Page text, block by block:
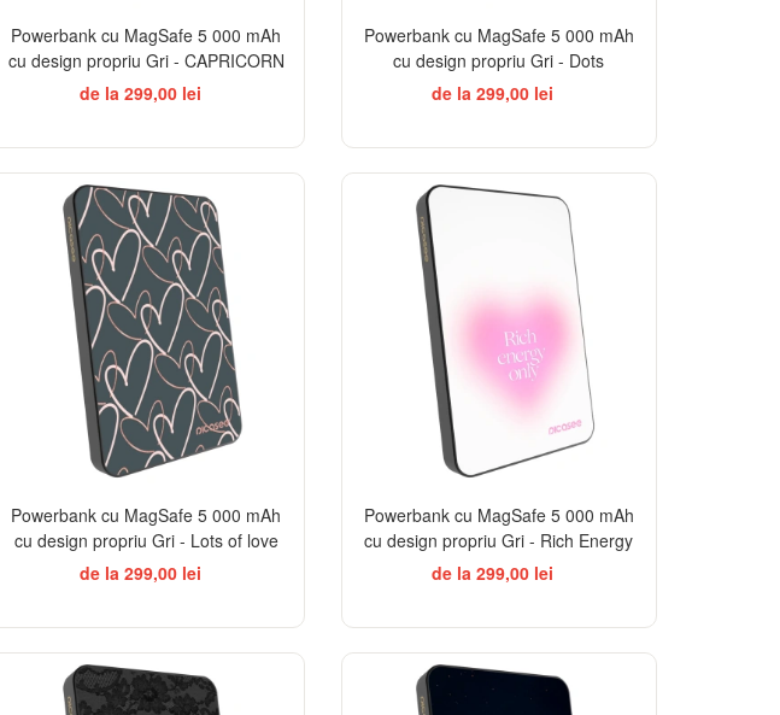
Powerbank cu MagSafe 5 000 mAh
cu design propriu Gri - CAPRICORN
de la 299,00 lei
Powerbank cu MagSafe 5 000 mAh
cu design propriu Gri - Dots
de la 299,00 lei
Powerbank cu MagSafe 5 000 mAh
cu design propriu Gri - Lots of love
de la 299,00 lei
Powerbank cu MagSafe 5 000 mAh
cu design propriu Gri - Rich Energy
de la 299,00 lei